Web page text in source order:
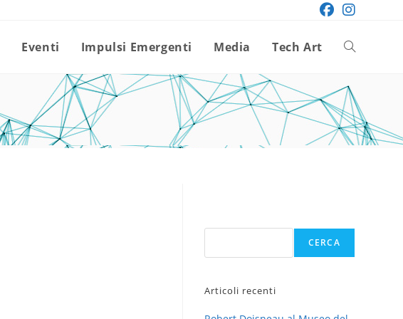
Eventi Impulsi Emergenti Media Tech Art Attiva/
la
sito
CERCA
Articoli recenti